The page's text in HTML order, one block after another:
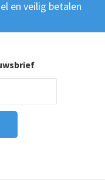
en veilig betalen